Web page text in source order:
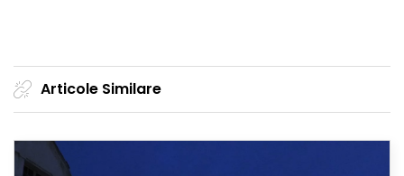
Articole Similare